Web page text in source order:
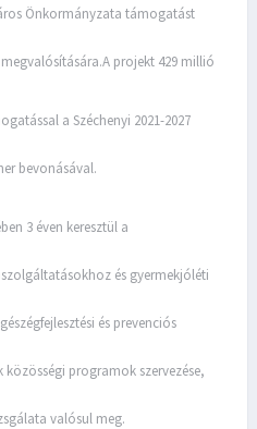
Önkormányzata támogatást
projekt 429 millió
a Széchenyi 2021-2027
bevonásával.
3 éven keresztül a
és gyermekjóléti
és prevenciós
programok szervezése,
valósul meg.